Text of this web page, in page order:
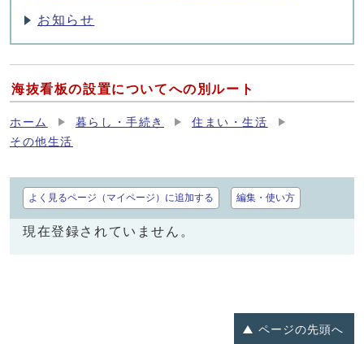
お知らせ
海抜看板の設置についてへの別ルート
ホーム 暮らし・手続き
住まい・生活
その他生活
よく見るページ（マイページ）に追加する 編集・使い方
現在登録されていません。
ページの先頭へ